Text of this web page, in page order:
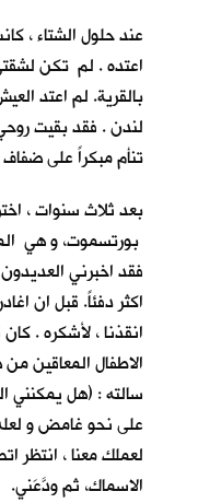
عند حلول الشتاء ،
اعتده . لم تكن
بالقرية. لم اعتد
لندن . فقد بقيت
تنأم مبكراً على
بعد ثلاث سنوات ،
بورتسموت، و هي
فقد اخبرني
اكثر دفئاً. قبل ان
انقذنا ، لأشكره .
الاطفال المعاقين
سالته : (هل يمكنني
على نحو غامض و
لعملك معنا ، انتظر
الاسماك، ثم ودَّعَني.